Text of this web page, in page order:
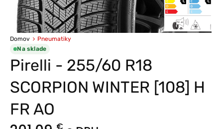
Domov
Pneumatiky
Na sklade
Pirelli - 255/60 R18
SCORPION WINTER [108] H
FR AO
€